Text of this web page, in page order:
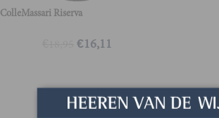
ColleMassari Riserva
€16,11